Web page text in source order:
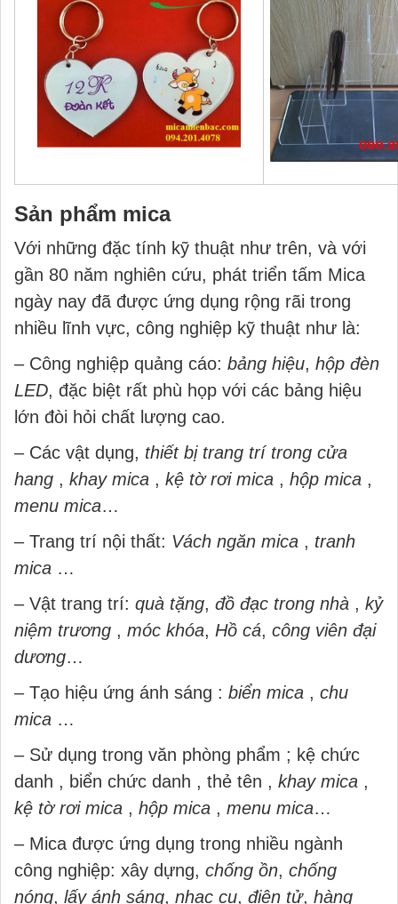
Sản phẩm mica
Với những đặc tính kỹ thuật như trên, và với
gần 80 năm nghiên cứu, phát triển tấm Mica
ngày nay đã được ứng dụng rộng rãi trong
nhiều lĩnh vực, công nghiệp kỹ thuật như là:
– Công nghiệp quảng cáo: bảng hiệu, hộp đèn
LED, đặc biệt rất phù họp với các bảng hiệu
lớn đòi hỏi chất lượng cao.
– Các vật dụng, thiết bị trang trí trong cửa
hang , khay mica , kệ tờ rơi mica , hộp mica ,
menu mica…
– Trang trí nội thất: Vách ngăn mica , tranh
mica …
– Vật trang trí: quà tặng, đồ đạc trong nhà , kỷ
niệm trương , móc khóa, Hồ cá, công viên đại
dương…
– Tạo hiệu ứng ánh sáng : biển mica , chu
mica …
– Sử dụng trong văn phòng phẩm ; kệ chức
danh , biển chức danh , thẻ tên , khay mica ,
kệ tờ rơi mica , hộp mica , menu mica…
– Mica được ứng dụng trong nhiều ngành
công nghiệp: xây dựng, chống ồn, chống
nóng, lấy ánh sáng, nhạc cụ, điện tử, hàng